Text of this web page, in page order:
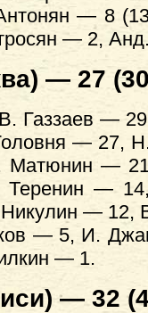
— 8
— 2,
— 27
Газзаев —
— 27,
Матюнин —
—
— 12,
— 5, И.
— 1.
— 32